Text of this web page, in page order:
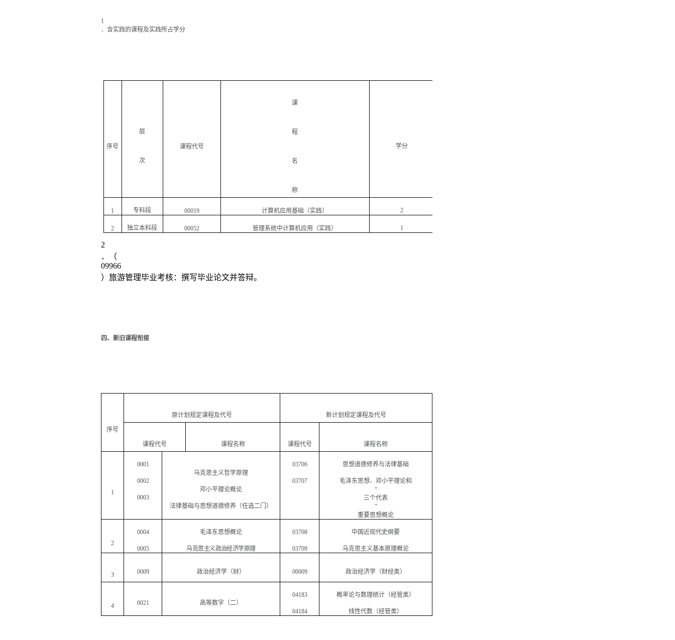
1
．含实践的课程及实践所占学分
序号
层
次
课程代号
课
程
名
称
学分
1 专科段 00019 计算机应用基础（实践） 2
2 独立本科段 00052 管理系统中计算机应用（实践） 1
2
．（
09966
）旅游管理毕业考核：撰写毕业论文并答辩。
四、新旧课程衔接
序号
原计划规定课程及代号 新计划规定课程及代号
课程代号 课程名称 课程代号 课程名称
1
0001
0002
0003
马克思主义哲学原理
邓小平理论概论
法律基础与思想道德修养（任选二门）
03706
03707
思想道德修养与法律基础
毛泽东思想、邓小平理论和
“
三个代表
”
重要思想概论
2
0004
0005
毛泽东思想概论
马克思主义政治经济学原理
03708
03709
中国近现代史纲要
马克思主义基本原理概论
3 0009 政治经济学（财） 00009 政治经济学（财经类）
4 0021 高等数字（二）
04183
04184
概率论与数理统计（经管类）
线性代数（经管类）